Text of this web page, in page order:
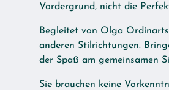
Vordergrund, nicht die
Begleitet von Olga
anderen Stilrichtungen.
der Spaß am gemeinsamen
Sie brauchen keine